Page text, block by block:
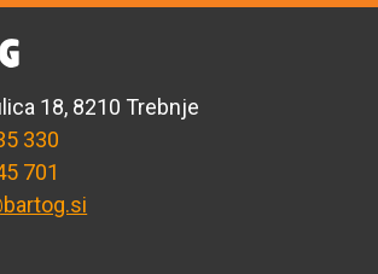
18, 8210 Trebnje
330
701